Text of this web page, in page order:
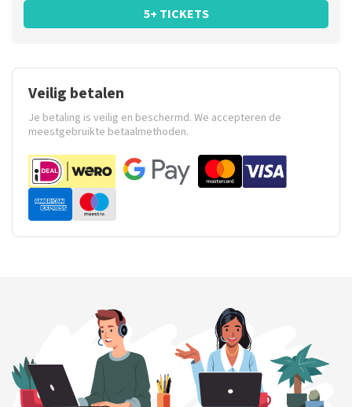
5+ TICKETS
Veilig betalen
Je betaling is veilig en beschermd. We accepteren de
meestgebruikte betaalmethoden.